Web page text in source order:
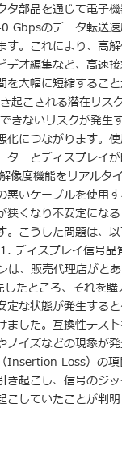
タ部品を通じて電子
Gbpsのデータ転送
す。これにより、高
デオ編集など、高速
を大幅に短縮するこ
起こされる潜在リス
きないリスクが発生
化につながります。
ターとディスプレイ
像度機能をリアルタ
悪いケーブルを使用
狭くなり不安定にな
。こうした問題は、
ディスプレイ信号品
は、販売代理店がと
たところ、それを購
定な状態が発生する
ました。互換性テス
ノイズなどの現象が
Insertion Loss）の項
き起こし、信号のジ
こしていたことが判